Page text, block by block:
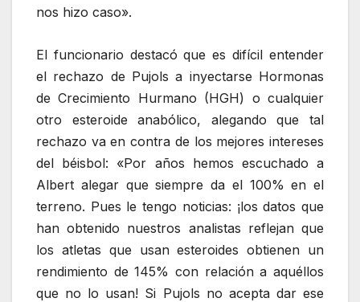
nos hizo caso».
El funcionario destacó que es difícil entender
el rechazo de Pujols a inyectarse Hormonas
de Crecimiento Hurmano (HGH) o cualquier
otro esteroide anabólico, alegando que tal
rechazo va en contra de los mejores intereses
del béisbol: «Por años hemos escuchado a
Albert alegar que siempre da el 100% en el
terreno. Pues le tengo noticias: ¡los datos que
han obtenido nuestros analistas reflejan que
los atletas que usan esteroides obtienen un
rendimiento de 145% con relación a aquéllos
que no lo usan! Si Pujols no acepta dar ese